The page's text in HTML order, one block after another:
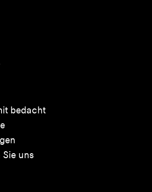
bedacht
uns